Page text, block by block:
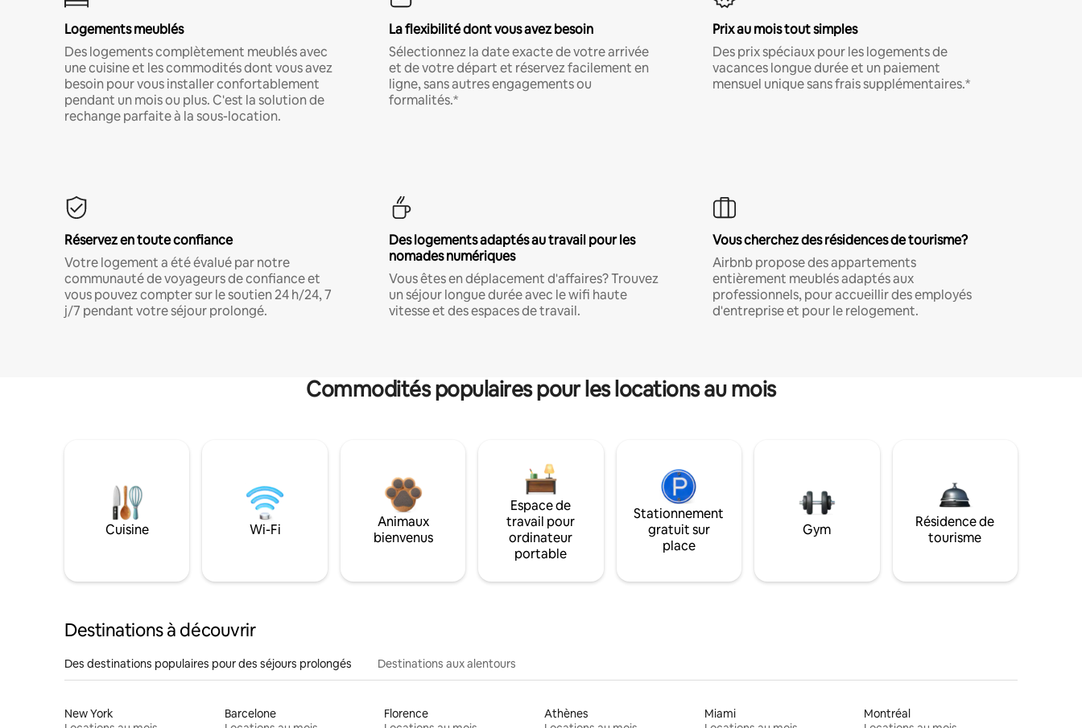
Logements meublés
Des logements complètement meublés avec
une cuisine et les commodités dont vous avez
besoin pour vous installer confortablement
pendant un mois ou plus. C'est la solution de
rechange parfaite à la sous-location.
La flexibilité dont vous avez besoin
Sélectionnez la date exacte de votre arrivée
et de votre départ et réservez facilement en
ligne, sans autres engagements ou
formalités.*
Prix au mois tout simples
Des prix spéciaux pour les logements de
vacances longue durée et un paiement
mensuel unique sans frais supplémentaires.*
Réservez en toute confiance
Votre logement a été évalué par notre
communauté de voyageurs de confiance et
vous pouvez compter sur le soutien 24 h/24, 7
j/7 pendant votre séjour prolongé.
Des logements adaptés au travail pour les
nomades numériques
Vous êtes en déplacement d'affaires? Trouvez
un séjour longue durée avec le wifi haute
vitesse et des espaces de travail.
Vous cherchez des résidences de tourisme?
Airbnb propose des appartements
entièrement meublés adaptés aux
professionnels, pour accueillir des employés
d'entreprise et pour le relogement.
Commodités populaires pour les locations au mois
Cuisine Wi-Fi
Animaux
bienvenus
Espace de
travail pour
ordinateur
portable
Stationnement
gratuit sur
place
Gym
Résidence de
tourisme
Destinations à découvrir
Des destinations populaires pour des séjours prolongés Destinations aux alentours
New York
Barcelone
Florence
Athènes
Miami
Montréal